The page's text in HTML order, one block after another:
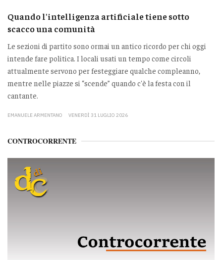
Quando l'intelligenza artificiale tiene sotto
scacco una comunità
Le sezioni di partito sono ormai un antico ricordo per chi oggi
intende fare politica. I locali usati un tempo come circoli
attualmente servono per festeggiare qualche compleanno,
mentre nelle piazze si “scende” quando c'è la festa con il
cantante.
EMANUELE ARMENTANO VENERDÌ 31 LUGLIO 2026
CONTROCORRENTE